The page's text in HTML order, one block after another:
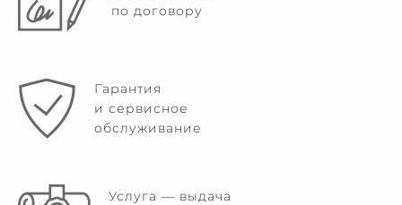
по договору
Гарантия
и сервисное
обслуживание
Услуга — выдача